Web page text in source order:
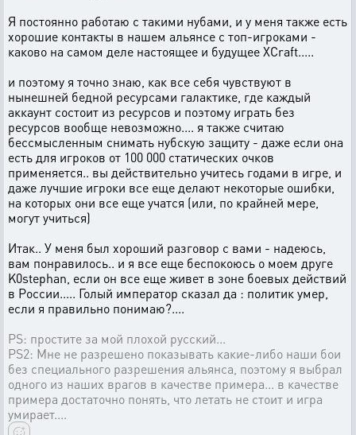
Я постоянно работаю с такими нубами, и у меня также есть
хорошие контакты в нашем альянсе с топ-игроками -
каково на самом деле настоящее и будущее XCraft.....
и поэтому я точно знаю, как все себя чувствуют в
нынешней бедной ресурсами галактике, где каждый
аккаунт состоит из ресурсов и поэтому играть без
ресурсов вообще невозможно.... я также считаю
бессмысленным снимать нубскую защиту - даже если она
есть для игроков от 100 000 статических очков
применяется.. вы действительно учитесь годами в игре, и
даже лучшие игроки все еще делают некоторые ошибки,
на которых они все еще учатся (или, по крайней мере,
могут учиться)
Итак.. У меня был хороший разговор с вами - надеюсь,
вам понравилось.. и я все еще беспокоюсь о моем друге
K0stephan, если он все еще живет в зоне боевых действий
в России..... Голый император сказал да : политик умер,
если я правильно понимаю?....
PS: простите за мой плохой русский...
PS2: Мне не разрешено показывать какие-либо наши бои
без специального разрешения альянса, поэтому я выбрал
одного из наших врагов в качестве примера... в качестве
примера достаточно понять, что летать не стоит и игра
умирает....